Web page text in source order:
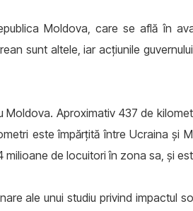
Moldova, care se află în
sunt altele, iar acțiunile
Moldova. Aproximativ 437 de
este împărțită între Ucraina și
milioane de locuitori în zona sa, și
ale unui studiu privind impactul